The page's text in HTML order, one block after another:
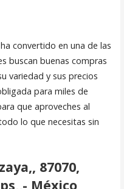
convertido en una de las
buscan buenas compras
variedad y sus precios
para miles de
que aproveches al
lo que necesitas sin
87070,
México